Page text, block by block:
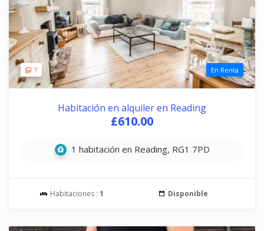
7 En Renta
Habitación en alquiler en Reading
£610.00
1 habitación en Reading, RG1 7PD
Habitaciones : 1 Disponible